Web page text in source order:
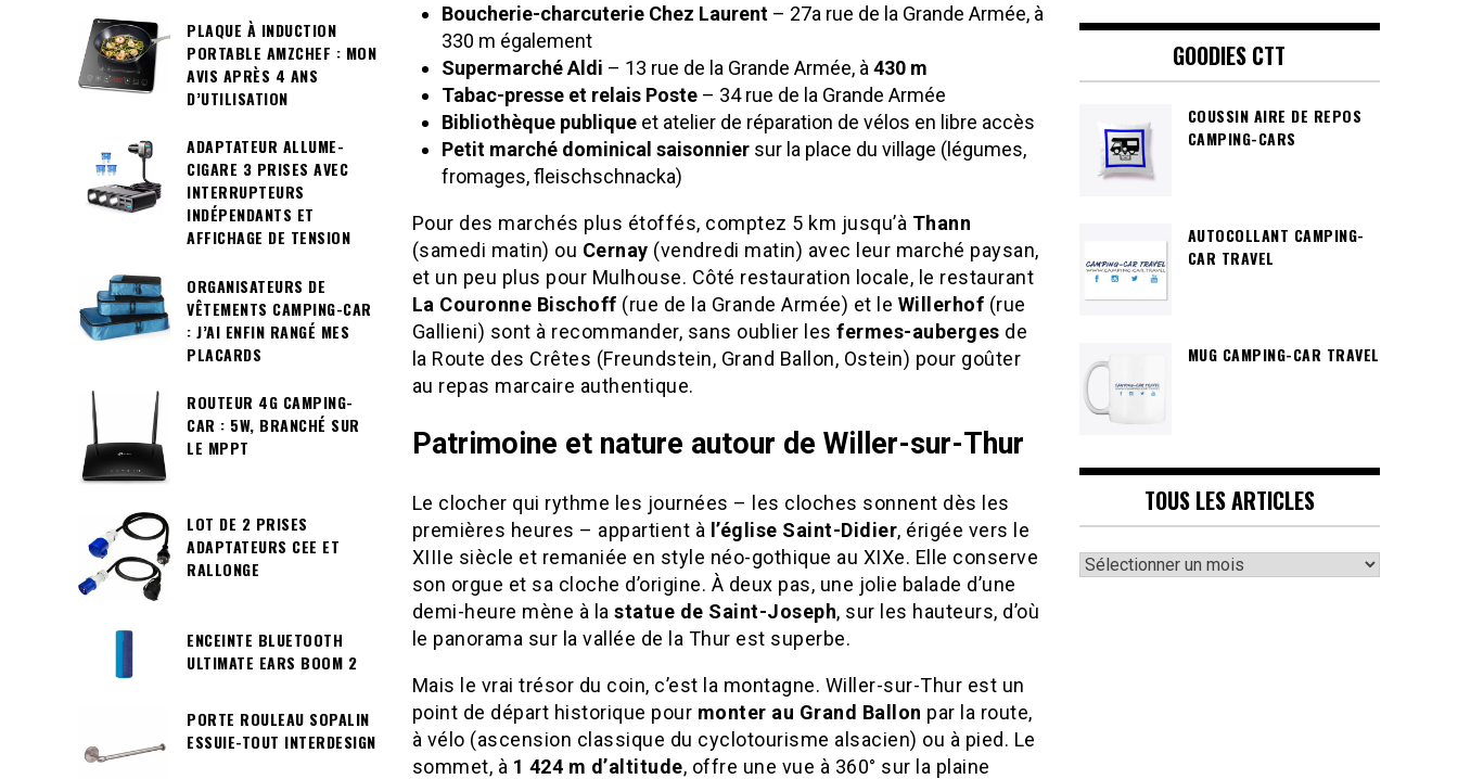
Boucherie-charcuterie Chez Laurent– 27a rue de la Grande Armée, à
330 m également
Supermarché Aldi – 13 rue de la Grande Armée, à 430 m
Tabac-presse et relais Poste– 34 rue de la Grande Armée
Bibliothèque publiqueet atelier de réparation de vélos en libre accès
Petit marché dominical saisonniersur la place du village (légumes,
fromages, fleischschnacka)
Pour des marchés plus étoffés, comptez 5 km jusqu’à Thann
(samedi matin) ou Cernay (vendredi matin) avec leur marché paysan,
et un peu plus pour Mulhouse. Côté restauration locale, le restaurant
La Couronne Bischoff (rue de la Grande Armée) et le Willerhof (rue
Gallieni) sont à recommander, sans oublier les fermes-auberges de
la Route des Crêtes (Freundstein, Grand Ballon, Ostein) pour goûter
au repas marcaire authentique.
Patrimoine et nature autour de Willer-sur-Thur
Le clocher qui rythme les journées – les cloches sonnent dès les
premières heures – appartient à l’église Saint-Didier, érigée vers le
XIIIe siècle et remaniée en style néo-gothique au XIXe. Elle conserve
son orgue et sa cloche d’origine. À deux pas, une jolie balade d’une
demi-heure mène à la statue de Saint-Joseph, sur les hauteurs, d’où
le panorama sur la vallée de la Thur est superbe.
Mais le vrai trésor du coin, c’est la montagne. Willer-sur-Thur est un
point de départ historique pour monter au Grand Ballon par la route,
à vélo (ascension classique du cyclotourisme alsacien) ou à pied. Le
sommet, à 1 424 m d’altitude, offre une vue à 360° sur la plaine
PLAQUE À INDUCTION
PORTABLE AMZCHEF : MON
AVIS APRÈS 4 ANS
D’UTILISATION
ADAPTATEUR ALLUME-
CIGARE 3 PRISES AVEC
INTERRUPTEURS
INDÉPENDANTS ET
AFFICHAGE DE TENSION
ORGANISATEURS DE
VÊTEMENTS CAMPING-CAR
: J’AI ENFIN RANGÉ MES
PLACARDS
ROUTEUR 4G CAMPING-
CAR : 5W, BRANCHÉ SUR
LE MPPT
LOT DE 2 PRISES
ADAPTATEURS CEE ET
RALLONGE
ENCEINTE BLUETOOTH
ULTIMATE EARS BOOM 2
PORTE ROULEAU SOPALIN
ESSUIE-TOUT INTERDESIGN
GOODIES CTT
COUSSIN AIRE DE REPOS
CAMPING-CARS
AUTOCOLLANT CAMPING-
CAR TRAVEL
MUG CAMPING-CAR TRAVEL
TOUS LES ARTICLES
Tous